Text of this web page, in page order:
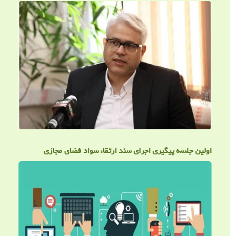
اولین جلسه پیگیری اجرای سند ارتقاء سواد فضای مجازی